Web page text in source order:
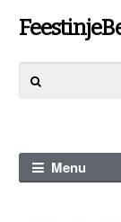
Ga
naar
navigatie
Ga
naar
de
naar:
Menu